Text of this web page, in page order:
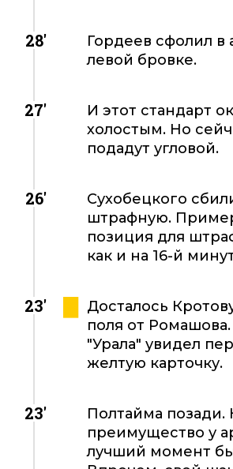
28'
Гордеев сфолил в
левой бровке.
27'
И этот стандарт
холостым. Но
подадут угловой.
26'
Сухобецкого
штрафную.
позиция для
как и на 16-й
23'
Досталось
поля от
"Урала" увидел
желтую карточку.
23'
Полтайма позади.
преимущество у
лучший момент